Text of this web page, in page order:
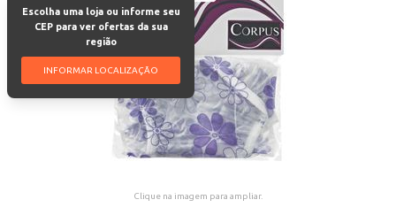
Escolha uma loja ou informe seu
CEP para ver ofertas da sua
região
INFORMAR LOCALIZAÇÃO
Clique na imagem para ampliar.